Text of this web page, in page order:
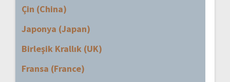
Çin (China)
Japonya (Japan)
Birleşik Krallık (UK)
Fransa (France)